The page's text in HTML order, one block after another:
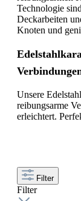
Technologie
Deckarbeiten
Knoten und
Unsere
reibungsarme
erleichtert.
Filter
Filter